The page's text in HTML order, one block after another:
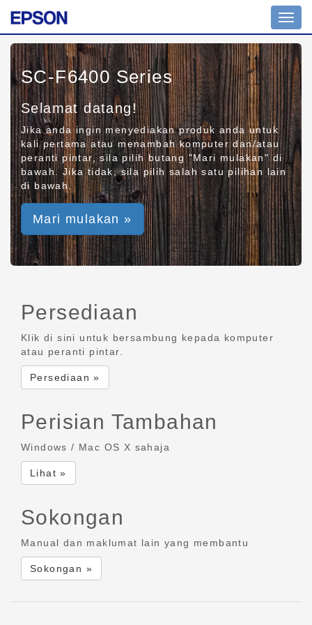
SC-F6400 Series
Selamat datang!
Jika anda ingin menyediakan produk anda untuk
kali pertama atau menambah komputer dan/atau
peranti pintar, sila pilih butang "Mari mulakan" di
bawah. Jika tidak, sila pilih salah satu pilihan lain
di bawah.
Mari mulakan »
Persediaan
Klik di sini untuk bersambung kepada komputer
atau peranti pintar.
Persediaan »
Perisian Tambahan
Windows / Mac OS X sahaja
Lihat »
Sokongan
Manual dan maklumat lain yang membantu
Sokongan »